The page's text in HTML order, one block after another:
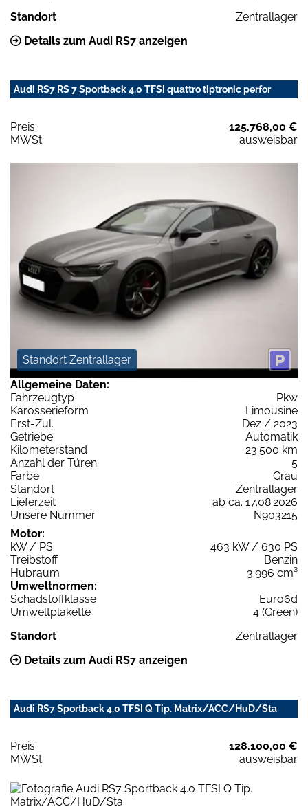
Standort
Zentrallager
Details zum Audi RS7 anzeigen
Audi RS7 RS 7 Sportback 4.0 TFSI quattro tiptronic perfor
Preis:
125.768,00 €
MWSt:
ausweisbar
Standort Zentrallager
Allgemeine Daten:
Fahrzeugtyp
Pkw
Karosserieform
Limousine
Erst-Zul.
Dez / 2023
Getriebe
Automatik
Kilometerstand
23.500 km
Anzahl der Türen
5
Farbe
Grau
Standort
Zentrallager
Lieferzeit
ab ca. 17.08.2026
Unsere Nummer
N903215
Motor:
kW / PS
463 kW / 630 PS
Treibstoff
Benzin
Hubraum
3.996 cm³
Umweltnormen:
Schadstoffklasse
Euro6d
Umweltplakette
4 (Green)
Standort
Zentrallager
Details zum Audi RS7 anzeigen
Audi RS7 Sportback 4.0 TFSI Q Tip. Matrix/ACC/HuD/Sta
Preis:
128.100,00 €
MWSt:
ausweisbar